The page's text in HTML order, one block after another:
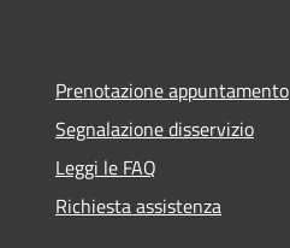
Prenotazione appuntamento
Segnalazione disservizio
Leggi le FAQ
Richiesta assistenza